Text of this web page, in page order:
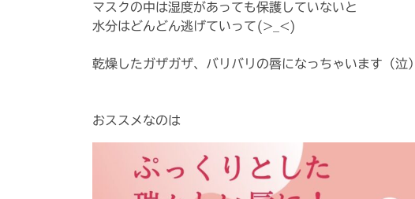
マスクの中は湿度があっても保護していないと
水分はどんどん逃げていって(>_<)
乾燥したガザガザ、バリバリの唇になっちゃいます（泣）
おススメなのは